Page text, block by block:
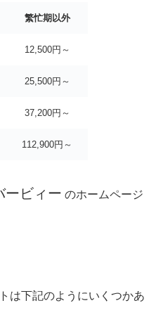
繁忙期以外
12,500円～
25,500円～
37,200円～
112,900円～
ービィー のホームページ
は下記のようにいくつかあ